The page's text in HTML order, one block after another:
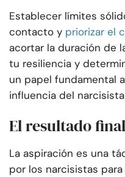
Establecer límites
contacto y priorizar el
acortar la duración de
tu resiliencia y
un papel fundamental
influencia del
El resultado final
La aspiración es una
por los narcisistas